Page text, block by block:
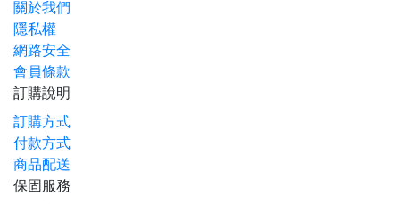
關於我們
隱私權
網路安全
會員條款
訂購說明
訂購方式
付款方式
商品配送
保固服務